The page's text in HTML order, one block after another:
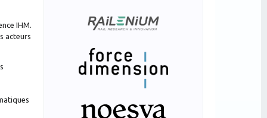
IHM.
acteurs